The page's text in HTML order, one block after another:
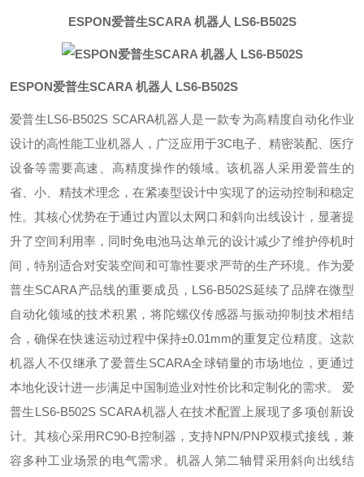
ESPON爱普生SCARA 机器人 LS6-B502S
ESPON爱普生SCARA 机器人 LS6-B502S
爱普生LS6-B502S SCARA机器人是一款专为高精度自动化作业
设计的高性能工业机器人，广泛应用于3C电子、精密装配、医疗
设备等需要高速、高精度操作的领域。该机器人采用爱普生的
省、小、精技术理念，在紧凑型设计中实现了的运动控制和稳定
性。其核心优势在于通过内置以太网口和斜向出线设计，显著提
升了空间利用率，同时免电池马达单元的设计减少了维护停机时
间，特别适合对安装空间和可靠性要求严苛的生产环境。作为爱
普生SCARA产品线的重要成员，LS6-B502S延续了品牌在微型
自动化领域的技术积累，将陀螺仪传感器与振动抑制技术相结
合，确保在快速运动过程中保持±0.01mm的重复定位精度。这款
机器人不仅继承了爱普生SCARA全球销量的市场地位，更通过
本地化设计进一步满足中国制造业对性价比和定制化的需求。 爱
普生LS6-B502S SCARA机器人在技术配置上展现了多项创新设
计。其核心采用RC90-B控制器，支持NPN/PNP双模式接线，兼
容多种工业场景的电气需求。机器人第二轴臂采用斜向出线结